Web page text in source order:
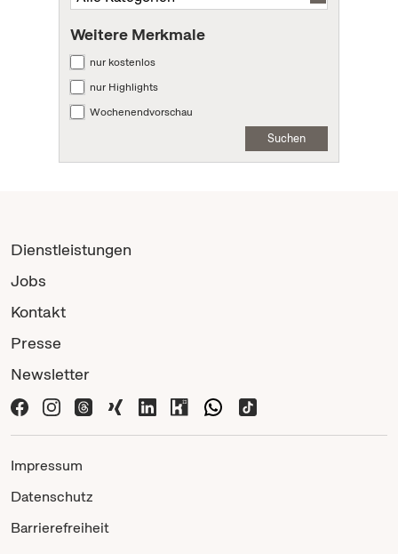
Weitere Merkmale
nur kostenlos
nur Highlights
Wochenendvorschau
Suchen
Dienstleistungen
Jobs
Kontakt
Presse
Newsletter
Impressum
Datenschutz
Barrierefreiheit